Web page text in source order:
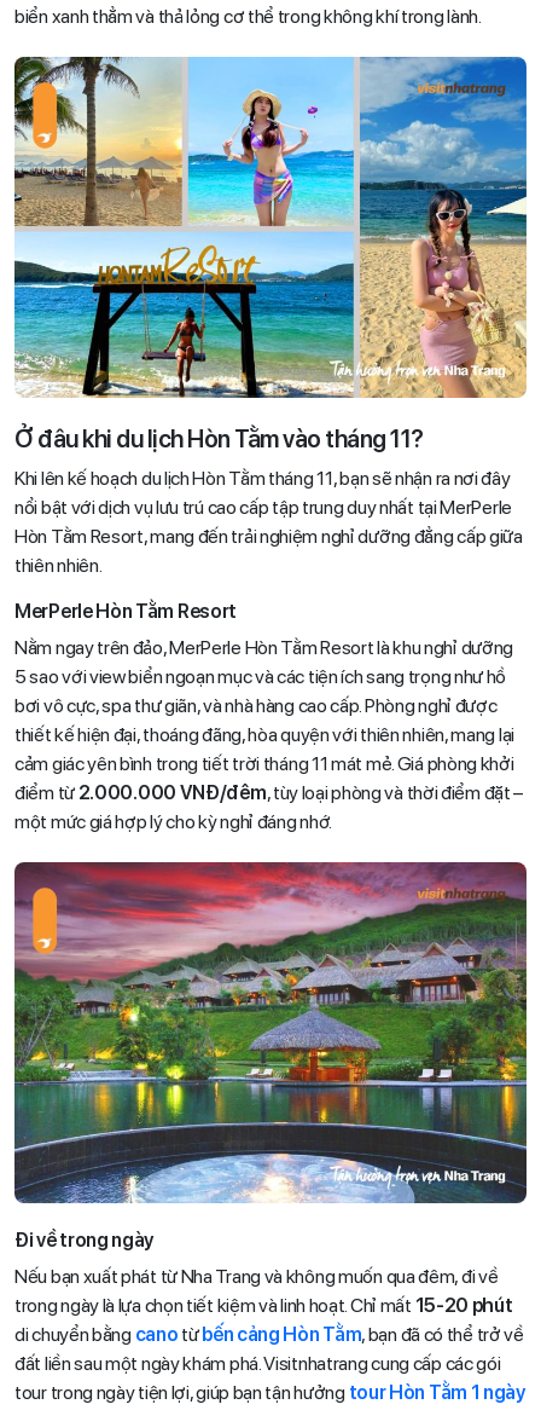
biển xanh thẳm và thả lỏng cơ thể trong không khí trong lành.
Ở đâu khi du lịch Hòn Tằm vào tháng 11?
Khi lên kế hoạch du lịch Hòn Tằm tháng 11, bạn sẽ nhận ra nơi đây
nổi bật với dịch vụ lưu trú cao cấp tập trung duy nhất tại MerPerle
Hòn Tằm Resort, mang đến trải nghiệm nghỉ dưỡng đẳng cấp giữa
thiên nhiên.
MerPerle Hòn Tằm Resort
Nằm ngay trên đảo, MerPerle Hòn Tằm Resort là khu nghỉ dưỡng
5 sao với view biển ngoạn mục và các tiện ích sang trọng như hồ
bơi vô cực, spa thư giãn, và nhà hàng cao cấp. Phòng nghỉ được
thiết kế hiện đại, thoáng đãng, hòa quyện với thiên nhiên, mang lại
cảm giác yên bình trong tiết trời tháng 11 mát mẻ. Giá phòng khởi
điểm từ2.000.000 VNĐ/đêm, tùy loại phòng và thời điểm đặt –
một mức giá hợp lý cho kỳ nghỉ đáng nhớ.
Đi về trong ngày
Nếu bạn xuất phát từ Nha Trang và không muốn qua đêm, đi về
trong ngày là lựa chọn tiết kiệm và linh hoạt. Chỉ mất 15-20 phút
di chuyển bằng cano từbến cảng Hòn Tằm, bạn đã có thể trở về
đất liền sau một ngày khám phá. Visitnhatrang cung cấp các gói
tour trong ngày tiện lợi, giúp bạn tận hưởng tour Hòn Tằm 1 ngày